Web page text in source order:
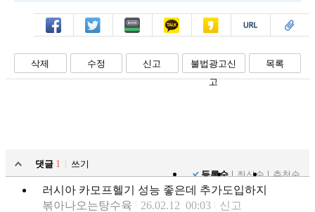
페북 트윗 밴드 카톡 카스 복사 스크랩
삭제 수정 신고
불법광고신
고
목록
댓글 1
쓰기
등록순
최신순 추천순
러시아 카모프헬기 성능 좋은데 추가도입하지
볶아나오는탕수육
26.02.12 00:03 신고